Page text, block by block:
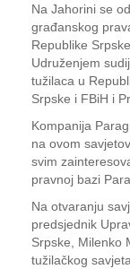
Na Jahorini se
građanskog
Republike
Udruženjem
tužilaca u
Srpske i FBiH i
Kompanija
na ovom
svim
pravnoj bazi
Na otvaranju
predsjednik
Srpske, Milenko
tužilačkog